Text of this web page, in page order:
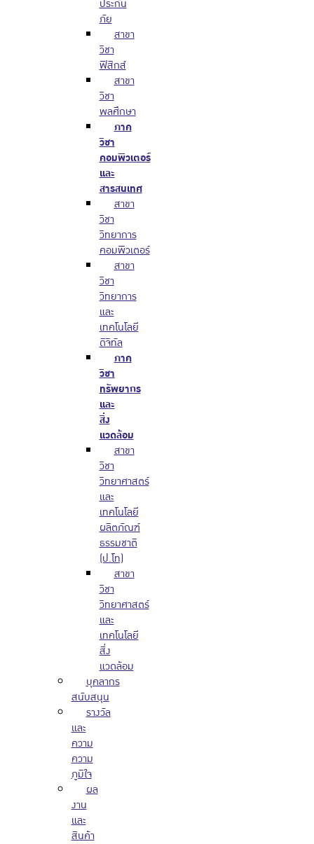
ประกัน
ภัย
สาขา
วิชา
ฟิสิกส์
สาขา
วิชา
พลศึกษา
ภาค
วิชา
คอมพิวเตอร์
และ
สารสนเทศ
สาขา
วิชา
วิทยาการ
คอมพิวเตอร์
สาขา
วิชา
วิทยาการ
และ
เทคโนโลยี
ดิจิทัล
ภาค
วิชา
ทรัพยากร
และ
สิ่ง
แวดล้อม
สาขา
วิชา
วิทยาศาสตร์
และ
เทคโนโลยี
ผลิตภัณฑ์
ธรรมชาติ
(ป.โท)
สาขา
วิชา
วิทยาศาสตร์
และ
เทคโนโลยี
สิ่ง
แวดล้อม
บุคลากร
สนับสนุน
รางวัล
และ
ความ
ความ
ภูมิใจ
ผล
งาน
และ
สินค้า